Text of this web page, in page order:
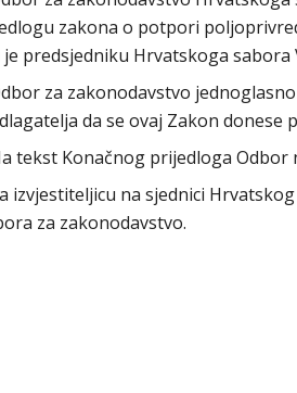
zakona o potpori
predsjedniku Hrvatskoga sabora
za zakonodavstvo
da se ovaj Zakon donese
tekst Konačnog prijedloga Odbor
izvjestiteljicu na sjednici
za zakonodavstvo.